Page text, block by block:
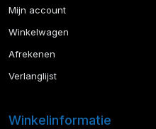
Mijn account
Winkelwagen
Afrekenen
Verlanglijst
Winkelinformatie